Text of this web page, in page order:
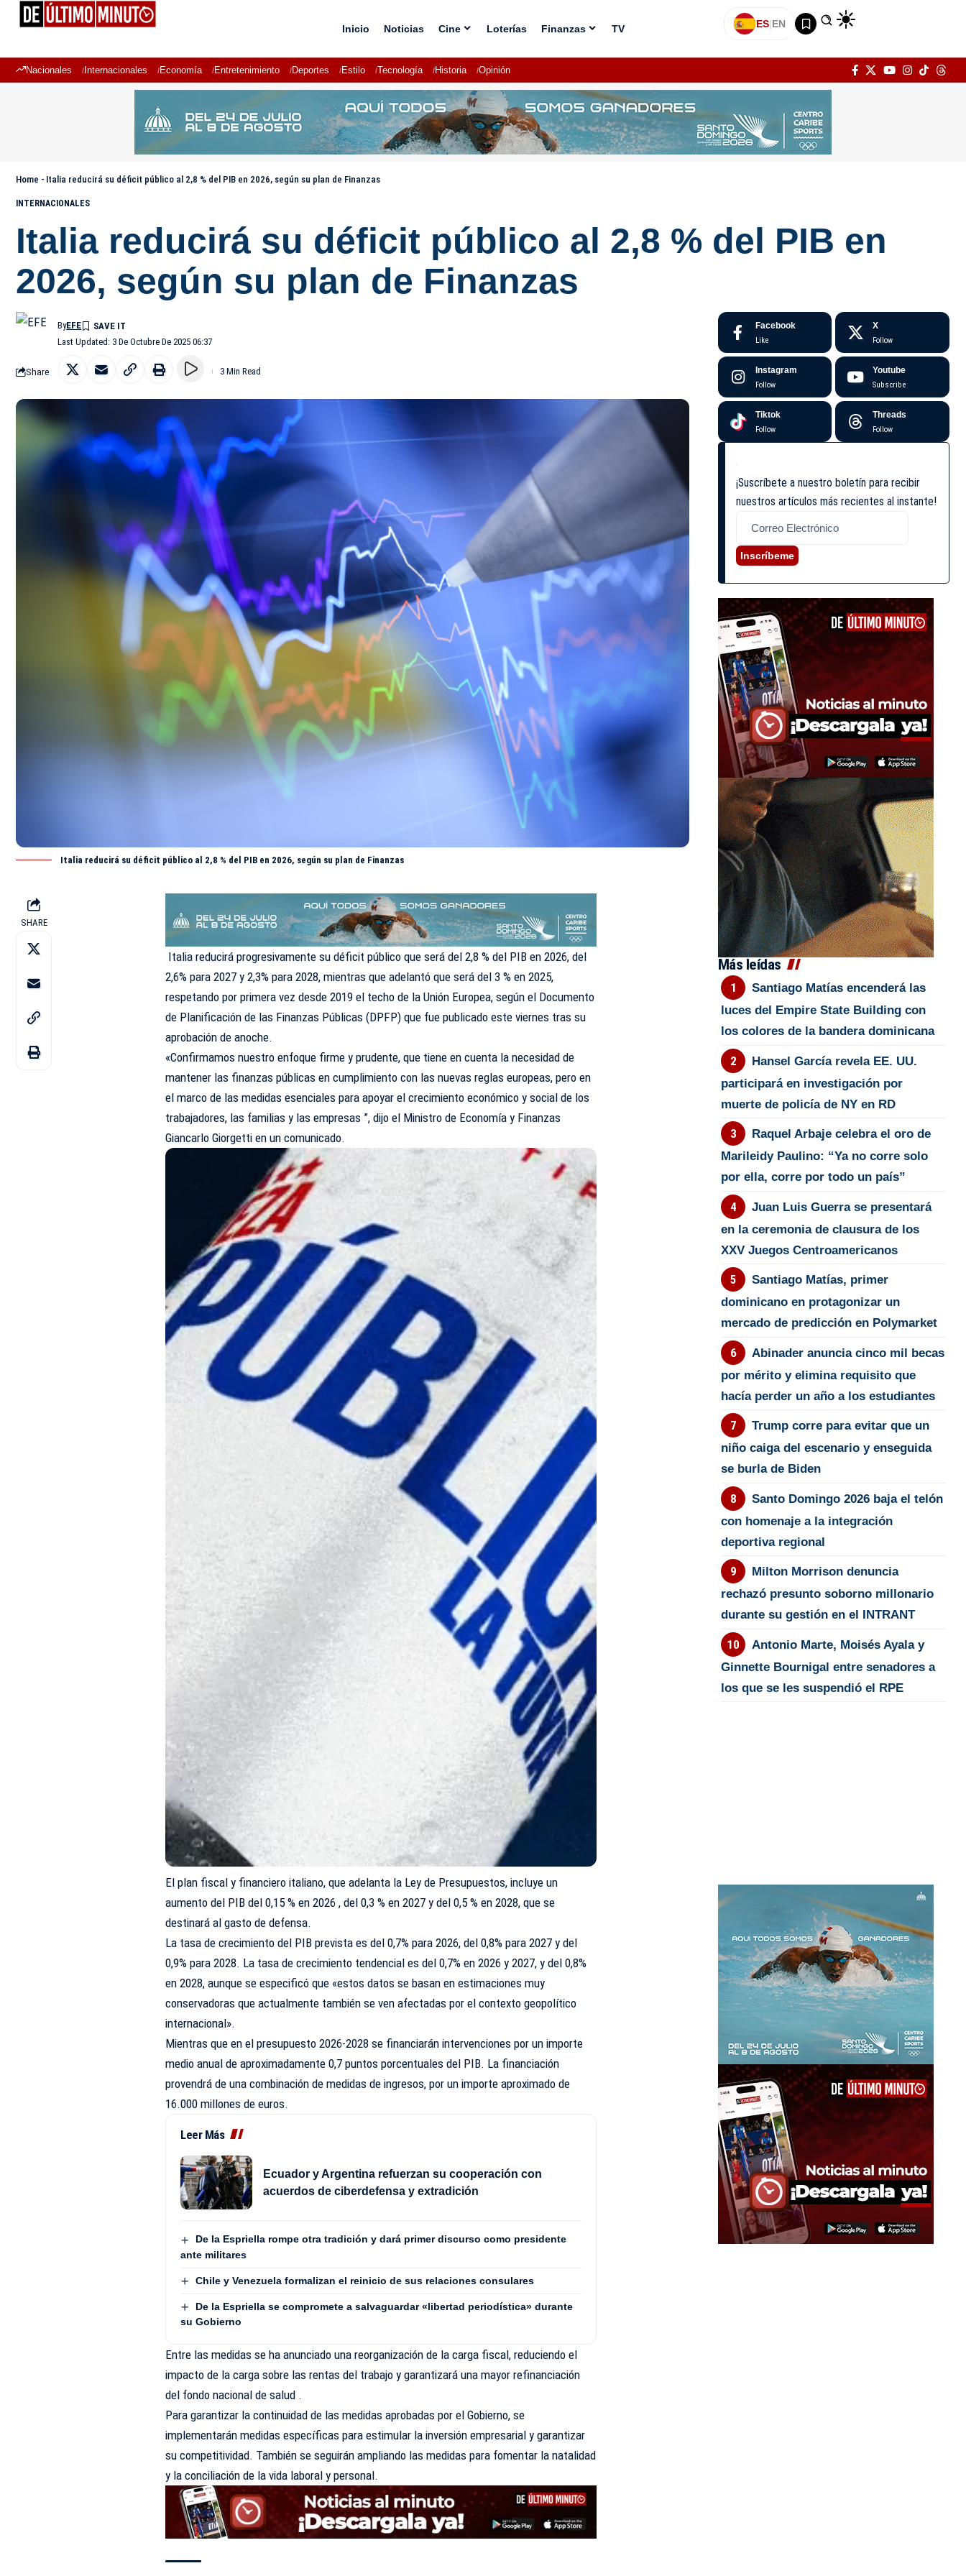
Inicio Noticias Cine Loterías Finanzas TV ES|EN
Nacionales Internacionales Economía Entretenimiento Deportes Estilo Tecnología Historia Opinión
Home - Italia reducirá su déficit público al 2,8 % del PIB en 2026, según su plan de Finanzas
INTERNACIONALES
Italia reducirá su déficit público al 2,8 % del PIB en
2026, según su plan de Finanzas
Last Updated: 3 De Octubre De 2025 06:37
ByEFE
Share 3 Min Read
Italia reducirá su déficit público al 2,8 % del PIB en 2026, según su plan de Finanzas
SHARE
Italia reducirá progresivamente su déficit público que será del 2,8 % del PIB en 2026, del
2,6% para 2027 y 2,3% para 2028, mientras que adelantó que será del 3 % en 2025,
respetando por primera vez desde 2019 el techo de la Unión Europea, según el Documento
de Planificación de las Finanzas Públicas (DPFP) que fue publicado este viernes tras su
aprobación de anoche.
«Confirmamos nuestro enfoque firme y prudente, que tiene en cuenta la necesidad de
mantener las finanzas públicas en cumplimiento con las nuevas reglas europeas, pero en
el marco de las medidas esenciales para apoyar el crecimiento económico y social de los
trabajadores, las familias y las empresas ”, dijo el Ministro de Economía y Finanzas
Giancarlo Giorgetti en un comunicado.
El plan fiscal y financiero italiano, que adelanta la Ley de Presupuestos, incluye un
aumento del PIB del 0,15 % en 2026 , del 0,3 % en 2027 y del 0,5 % en 2028, que se
destinará al gasto de defensa.
La tasa de crecimiento del PIB prevista es del 0,7% para 2026, del 0,8% para 2027 y del
0,9% para 2028. La tasa de crecimiento tendencial es del 0,7% en 2026 y 2027, y del 0,8%
en 2028, aunque se especificó que «estos datos se basan en estimaciones muy
conservadoras que actualmente también se ven afectadas por el contexto geopolítico
internacional».
Mientras que en el presupuesto 2026-2028 se financiarán intervenciones por un importe
medio anual de aproximadamente 0,7 puntos porcentuales del PIB. La financiación
provendrá de una combinación de medidas de ingresos, por un importe aproximado de
16.000 millones de euros.
Leer Más
Ecuador y Argentina refuerzan su cooperación con
acuerdos de ciberdefensa y extradición
De la Espriella rompe otra tradición y dará primer discurso como presidente
ante militares
Chile y Venezuela formalizan el reinicio de sus relaciones consulares
De la Espriella se compromete a salvaguardar «libertad periodística» durante
su Gobierno
Entre las medidas se ha anunciado una reorganización de la carga fiscal, reduciendo el
impacto de la carga sobre las rentas del trabajo y garantizará una mayor refinanciación
del fondo nacional de salud .
Para garantizar la continuidad de las medidas aprobadas por el Gobierno, se
implementarán medidas específicas para estimular la inversión empresarial y garantizar
su competitividad. También se seguirán ampliando las medidas para fomentar la natalidad
y la conciliación de la vida laboral y personal.
Facebook
Like
X
Follow
Instagram
Follow
Youtube
Subscribe
Tiktok
Follow
Threads
Follow
¡Suscríbete a nuestro boletín para recibir
nuestros artículos más recientes al instante!
Inscríbeme
Más leídas
Santiago Matías encenderá las
luces del Empire State Building con
los colores de la bandera dominicana
Hansel García revela EE. UU.
participará en investigación por
muerte de policía de NY en RD
Raquel Arbaje celebra el oro de
Marileidy Paulino: “Ya no corre solo
por ella, corre por todo un país”
Juan Luis Guerra se presentará
en la ceremonia de clausura de los
XXV Juegos Centroamericanos
Santiago Matías, primer
dominicano en protagonizar un
mercado de predicción en Polymarket
Abinader anuncia cinco mil becas
por mérito y elimina requisito que
hacía perder un año a los estudiantes
Trump corre para evitar que un
niño caiga del escenario y enseguida
se burla de Biden
Santo Domingo 2026 baja el telón
con homenaje a la integración
deportiva regional
Milton Morrison denuncia
rechazó presunto soborno millonario
durante su gestión en el INTRANT
Antonio Marte, Moisés Ayala y
Ginnette Bournigal entre senadores a
los que se les suspendió el RPE